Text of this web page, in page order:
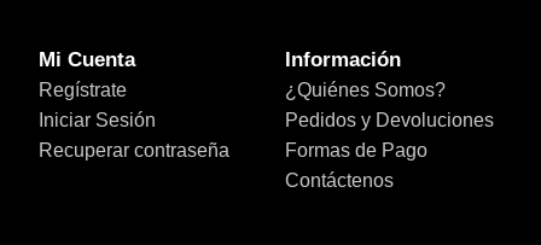
Mi Cuenta
Regístrate
Iniciar Sesión
Recuperar contraseña
Información
¿Quiénes Somos?
Pedidos y Devoluciones
Formas de Pago
Contáctenos